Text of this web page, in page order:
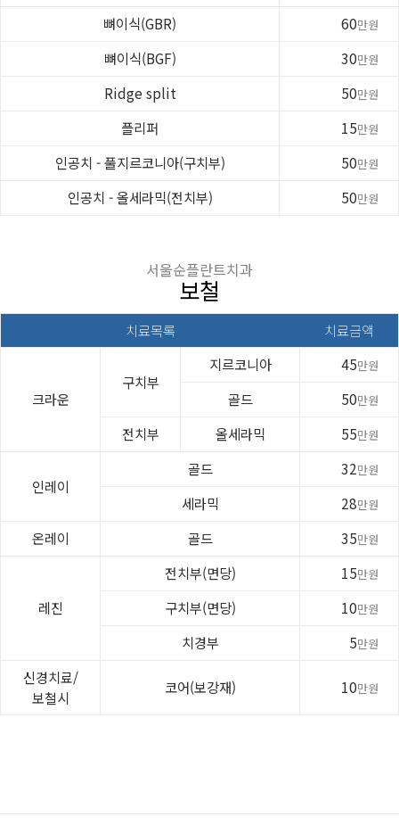
뼈이식(GBR) 60만원
뼈이식(BGF) 30만원
Ridge split 50만원
플리퍼 15만원
인공치 - 풀지르코니아(구치부) 50만원
인공치 - 올세라믹(전치부) 50만원
서울순플란트치과
보철
치료목록 치료금액
크라운
구치부
지르코니아 45만원
골드 50만원
전치부 올세라믹 55만원
인레이
골드 32만원
세라믹 28만원
온레이 골드 35만원
레진
전치부(면당) 15만원
구치부(면당) 10만원
치경부 5만원
신경치료/
보철시
코어(보강재) 10만원